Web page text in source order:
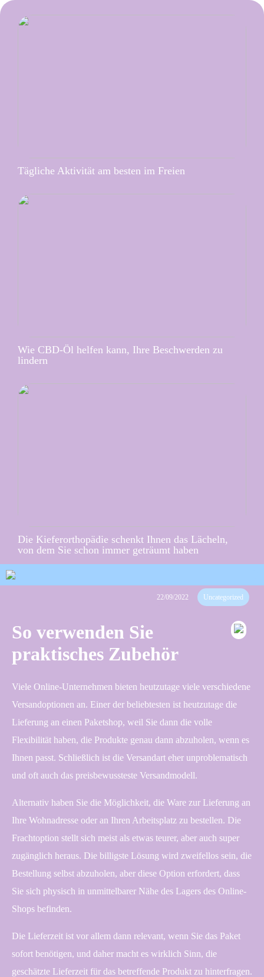
Tägliche Aktivität am besten im Freien
Wie CBD-Öl helfen kann, Ihre Beschwerden zu
lindern
Die Kieferorthopädie schenkt Ihnen das Lächeln,
von dem Sie schon immer geträumt haben
22/09/2022 Uncategorized
So verwenden Sie
praktisches Zubehör
Viele Online-Unternehmen bieten heutzutage viele verschiedene
Versandoptionen an. Einer der beliebtesten ist heutzutage die
Lieferung an einen Paketshop, weil Sie dann die volle
Flexibilität haben, die Produkte genau dann abzuholen, wenn es
Ihnen passt. Schließlich ist die Versandart eher unproblematisch
und oft auch das preisbewussteste Versandmodell.
Alternativ haben Sie die Möglichkeit, die Ware zur Lieferung an
Ihre Wohnadresse oder an Ihren Arbeitsplatz zu bestellen. Die
Frachtoption stellt sich meist als etwas teurer, aber auch super
zugänglich heraus. Die billigste Lösung wird zweifellos sein, die
Bestellung selbst abzuholen, aber diese Option erfordert, dass
Sie sich physisch in unmittelbarer Nähe des Lagers des Online-
Shops befinden.
Die Lieferzeit ist vor allem dann relevant, wenn Sie das Paket
sofort benötigen, und daher macht es wirklich Sinn, die
geschätzte Lieferzeit für das betreffende Produkt zu hinterfragen.